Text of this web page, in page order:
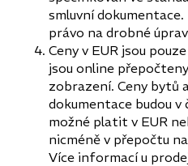
smluvní
právo na drobné
Ceny v EUR jsou
jsou online
zobrazení. Ceny bytů
dokumentace budou v
možné platit v EUR
nicméně v přepočtu
Více informací u